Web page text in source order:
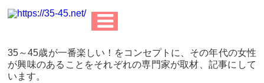
35～45歳が一番楽しい！をコンセプトに、その年代の女性
が興味のあることをそれぞれの専門家が取材、記事にして
います。